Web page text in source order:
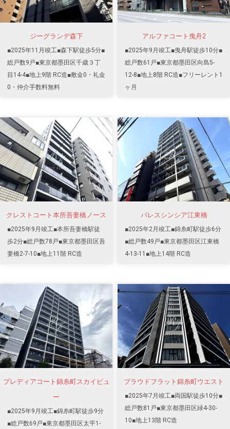
ジーグランデ森下
■2025年11月竣工■森下駅徒歩5分■
総戸数9戸■東京都墨田区千歳３丁
目14-4■地上9階 RC造■敷金0・礼金
0・仲介手数料無料
アルファコート曳舟2
■2025年9月竣工■曳舟駅徒歩10分■
総戸数61戸■東京都墨田区向島5-
12-8■地上8階 RC造■フリーレント1
ヶ月
クレストコート本所吾妻橋ノース
■2025年9月竣工■本所吾妻橋駅徒
歩2分■総戸数78戸■東京都墨田区吾
妻橋2-7-10■地上11階 RC造
パレスシンシア江東橋
■2025年2月竣工■錦糸町駅徒歩6分
■総戸数49戸■東京都墨田区江東橋
4-13-11■地上14階 RC造
プレディアコート錦糸町スカイビュ
ー
■2025年9月竣工■錦糸町駅徒歩9分
■総戸数69戸■東京都墨田区太平1-
プラウドフラット錦糸町ウエスト
■2025年7月竣工■両国駅徒歩10分■
総戸数81戸■東京都墨田区緑4-30-
10■地上13階 RC造